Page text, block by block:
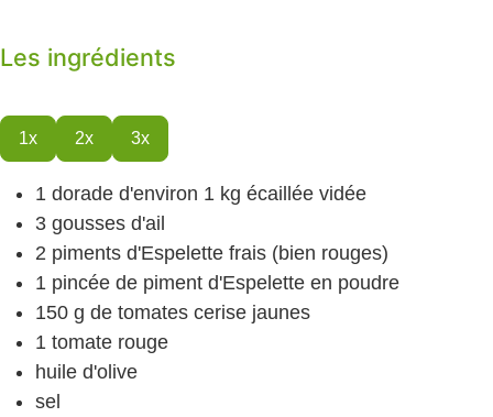
Les ingrédients
1x 2x 3x
1 dorade d'environ 1 kg écaillée vidée
3 gousses d'ail
2 piments d'Espelette frais (bien rouges)
1 pincée de piment d'Espelette en poudre
150 g de tomates cerise jaunes
1 tomate rouge
huile d'olive
sel